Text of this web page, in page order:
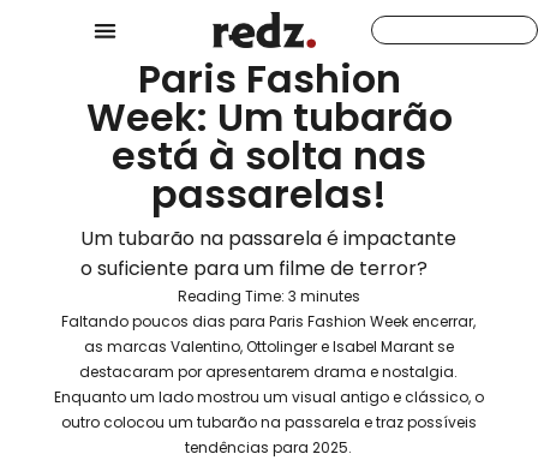
Paris Fashion
Week: Um tubarão
está à solta nas
passarelas!
Um tubarão na passarela é impactante
o suficiente para um filme de terror?
Reading Time: 3 minutes
Faltando poucos dias para Paris Fashion Week encerrar,
as marcas Valentino, Ottolinger e Isabel Marant se
destacaram por apresentarem drama e nostalgia.
Enquanto um lado mostrou um visual antigo e clássico, o
outro colocou um tubarão na passarela e traz possíveis
tendências para 2025.